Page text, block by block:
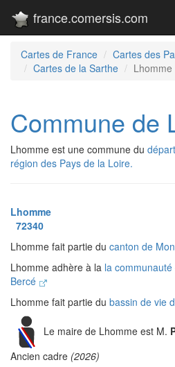
france.comersis.com
Cartes de France
Cartes des
Cartes de la Sarthe
Lhomme
Commune de
Lhomme est une commune du
région des Pays de la Loire.
Lhomme
72340
Lhomme fait partie du canton de
Lhomme adhère à la la
Bercé
Lhomme fait partie du bassin de vie
Le maire de Lhomme est M.
Ancien cadre (2026)